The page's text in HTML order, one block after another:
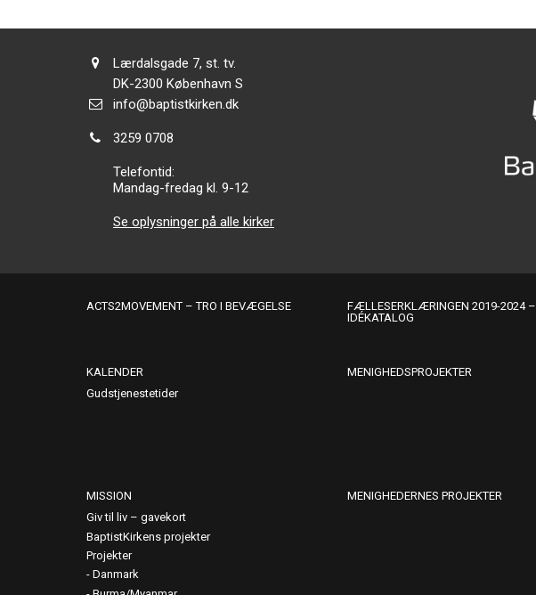
Adresse:
Lærdalsgade 7, st. tv.
Adresse:
DK-2300 København S
Send
info@baptistkirken.dk
Tlf.:
3259 0708
Telefontid:
Mandag-fredag kl. 9-12
Se oplysninger på alle kirker
ACTS2MOVEMENT – TRO I BEVÆGELSE
FÆLLESERKLÆRINGEN 2019-2024 –
IDÉKATALOG
KALENDER
Gudstjenestetider
MENIGHEDSPROJEKTER
MISSION
Giv til liv – gavekort
BaptistKirkens projekter
Projekter
Danmark
MENIGHEDERNES PROJEKTER